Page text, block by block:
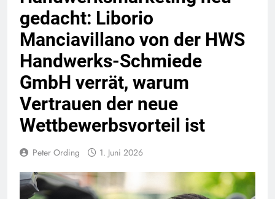
gedacht: Liborio
Manciavillano von der HWS
Handwerks-Schmiede
GmbH verrät, warum
Vertrauen der neue
Wettbewerbsvorteil ist
Peter Ording 1. Juni 2026